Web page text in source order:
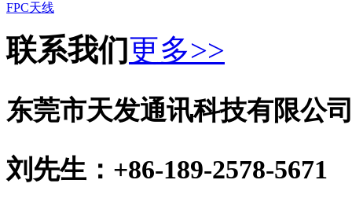
FPC天线
联系我们更多>>
东莞市天发通讯科技有限公
刘先生：+86-189-2578-5671